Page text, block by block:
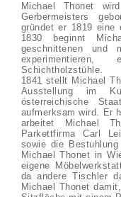
Michael Thonet
Gerbermeisters
gründet er 1819 eine
1830 beginnt
geschnittenen und
Schichtholzstühle.
1841 stellt Michael
Ausstellung im
österreichische
aufmerksam wird. Er
arbeitet Michael
Parkettfirma Carl
sowie die
Michael Thonet in
eigene
da andere Tischler
Michael Thonet